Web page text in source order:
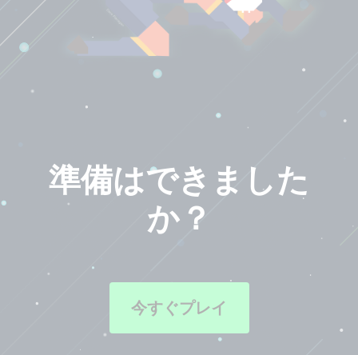
準備はできました
か？
今すぐプレイ